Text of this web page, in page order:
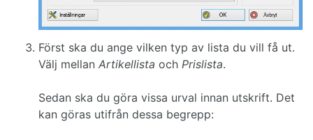
Först ska du ange vilken typ av lista du vill få ut.
Välj mellan Artikel­lista och Prislista.
Sedan ska du göra vissa urval innan utskrift. Det
kan göras utifrån dessa begrepp: